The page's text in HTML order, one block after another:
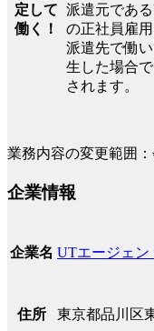
定して
働く！
派遣元であ
の正社員雇
派遣先で働
生した場合
されます。
業務内容の変更範囲
企業情報
企業名 UTエージェン
住所 東京都品川区